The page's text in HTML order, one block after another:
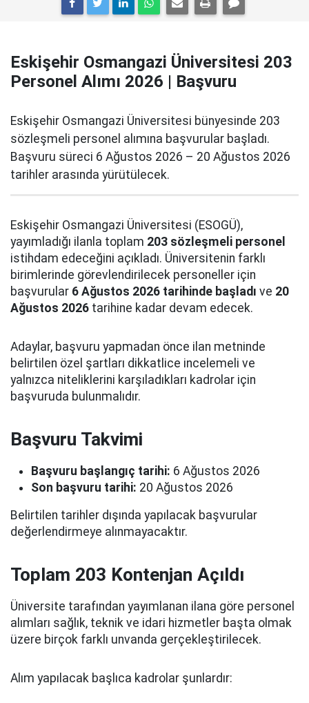
Eskişehir Osmangazi Üniversitesi 203
Personel Alımı 2026 | Başvuru
Eskişehir Osmangazi Üniversitesi bünyesinde 203
sözleşmeli personel alımına başvurular başladı.
Başvuru süreci 6 Ağustos 2026 – 20 Ağustos 2026
tarihler arasında yürütülecek.
Eskişehir Osmangazi Üniversitesi (ESOGÜ),
yayımladığı ilanla toplam 203 sözleşmeli personel
istihdam edeceğini açıkladı. Üniversitenin farklı
birimlerinde görevlendirilecek personeller için
başvurular 6 Ağustos 2026 tarihinde başladı ve 20
Ağustos 2026 tarihine kadar devam edecek.
Adaylar, başvuru yapmadan önce ilan metninde
belirtilen özel şartları dikkatlice incelemeli ve
yalnızca niteliklerini karşıladıkları kadrolar için
başvuruda bulunmalıdır.
Başvuru Takvimi
Başvuru başlangıç tarihi: 6 Ağustos 2026
Son başvuru tarihi: 20 Ağustos 2026
Belirtilen tarihler dışında yapılacak başvurular
değerlendirmeye alınmayacaktır.
Toplam 203 Kontenjan Açıldı
Üniversite tarafından yayımlanan ilana göre personel
alımları sağlık, teknik ve idari hizmetler başta olmak
üzere birçok farklı unvanda gerçekleştirilecek.
Alım yapılacak başlıca kadrolar şunlardır: